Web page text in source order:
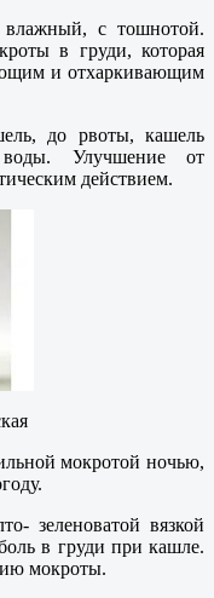
влажный, с тошнотой.
в груди, которая
и отхаркивающим
до рвоты, кашель
воды. Улучшение от
действием.
мокротой ночью,
зеленоватой вязкой
в груди при кашле.
мокроты.